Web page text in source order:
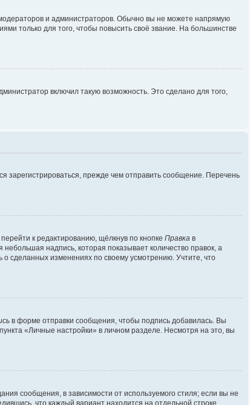
и администраторов. Обычно вы не можете напрямую
только для того, чтобы повысить своё звание. На большинстве
включил такую возможность. Это сделано для того,
прежде чем отправить сообщение. Перечень
к редактированию, щёлкнув по кнопке Правка в
надпись, которая показывает количество правок, а
сделанных изменениях по своему усмотрению. Учтите, что
в форме отправки сообщения, чтобы подпись добавилась. Вы
«Личные настройки» в личном разделе. Несмотря на это, вы
сообщения, в зависимости от используемого стиля; если вы не
что каждый вариант находится на отдельной строке